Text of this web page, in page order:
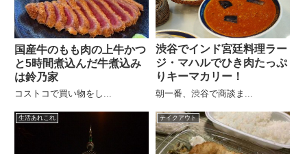
国産牛のもも肉の上牛かつ
と5時間煮込んだ牛煮込み
は鈴乃家
コストコで買い物をし...
渋谷でインド宮廷料理ラー
ジ・マハルでひき肉たっぷ
りキーマカリー！
朝一番、渋谷で商談ま...
生活あれこれ テイクアウト